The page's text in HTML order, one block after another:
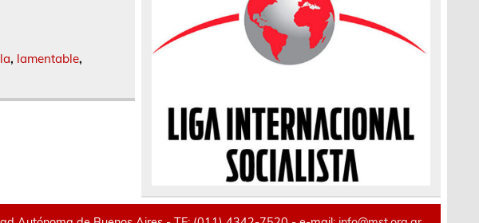
la, lamentable,